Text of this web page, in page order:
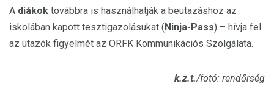
A diákok továbbra is használhatják a beutazáshoz az
iskolában kapott tesztigazolásukat (Ninja-Pass) – hívja fel
az utazók figyelmét az ORFK Kommunikációs Szolgálata.
k.z.t./fotó: rendőrség